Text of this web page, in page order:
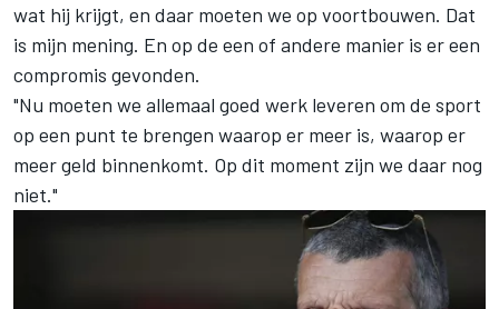
wat hij krijgt, en daar moeten we op voortbouwen. Dat
is mijn mening. En op de een of andere manier is er een
compromis gevonden.
"Nu moeten we allemaal goed werk leveren om de sport
op een punt te brengen waarop er meer is, waarop er
meer geld binnenkomt. Op dit moment zijn we daar nog
niet."